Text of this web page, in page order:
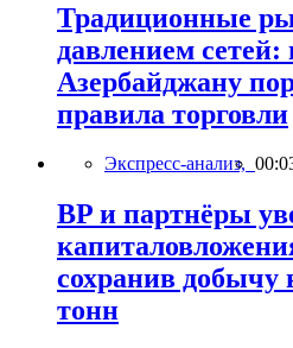
Традиционные
давлением сетей:
Азербайджану
правила торговли
Экспресс-анализ,
BP и партнёры
сохранив добычу
тонн